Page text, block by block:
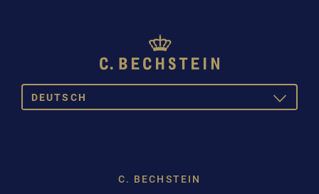
DEUTSCH
TOGGLE
C. BECHSTEIN